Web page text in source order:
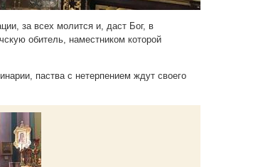
за всех молится и, даст Бог, в
обитель, наместником которой
паства с нетерпением ждут своего